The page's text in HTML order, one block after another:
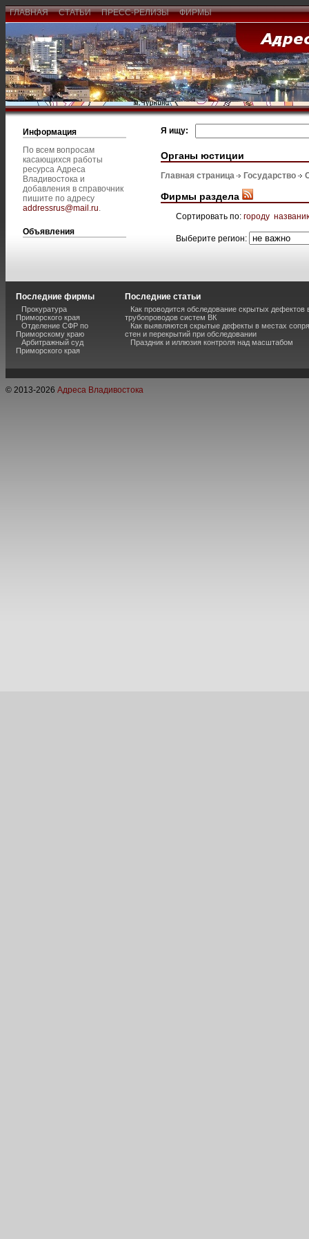
ГЛАВНАЯ СТАТЬИ ПРЕСС-РЕЛИЗЫ ФИРМЫ
Информация
По всем вопросам
касающихся работы
ресурса Адреса
Владивостока и
добавления в справочник
пишите по адресу
addressrus@mail.ru.
Объявления
Я ищу:
Органы юстиции
Главная страница Государство
Фирмы раздела
Сортировать по: городу
Выберите регион:
Последние фирмы
Прокуратура
Приморского края
Отделение СФР по
Приморскому краю
Арбитражный суд
Приморского края
Последние статьи
Как проводится обследование скрытых дефектов
трубопроводов систем ВК
Как выявляются скрытые дефекты в местах
стен и перекрытий при обследовании
Праздник и иллюзия контроля над масштабом
© 2013-2026 Адреса Владивостока